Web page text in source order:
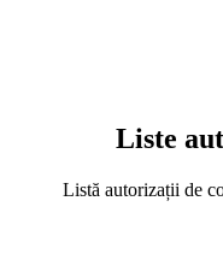
Liste
Listă autorizații de